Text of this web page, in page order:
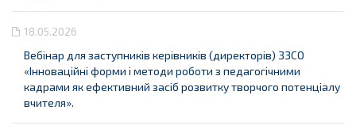
18.05.2026
Вебінар для заступників керівників (директорів) ЗЗСО
«Інноваційні форми і методи роботи з педагогічними
кадрами як ефективний засіб розвитку творчого потенціалу
вчителя».